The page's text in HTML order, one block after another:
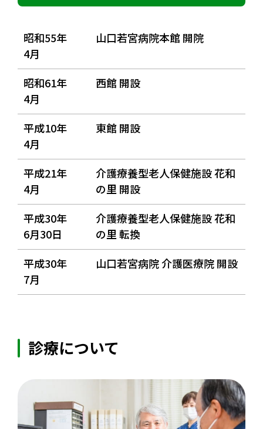
昭和55年
4月
山口若宮病院本館 開院
昭和61年
4月
西館 開設
平成10年
4月
東館 開設
平成21年
4月
介護療養型老人保健施設 花和
の里 開設
平成30年
6月30日
介護療養型老人保健施設 花和
の里 転換
平成30年
7月
山口若宮病院 介護医療院 開設
診療について